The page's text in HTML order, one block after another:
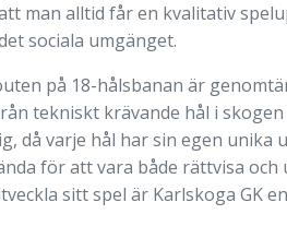
man alltid får en kvalitativ
sociala umgänget.
på 18-hålsbanan är
tekniskt krävande hål i
då varje hål har sin egen unika
för att vara både rättvisa
sitt spel är Karlskoga GK